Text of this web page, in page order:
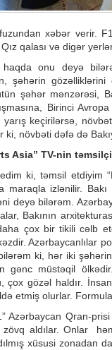
xəbər verir.
qalası və digər
haqda onu deyə
şəhərin gözəlliklərini
şəhər mənzərəsi,
Birinci
keçirilərsə,
ki, növbəti dəfə də
Asia” TV-nin
ki, təmsil etdiyim
maraqla izlənilir.
deyə bilərəm.
Bakının
çox bir tikili cəlb
Azərbaycanlılar
ki, hər iki
gənc müstəqil
çox gözəl haldır.
etmiş olurlar.
Azərbaycan Qran-
zövq aldılar. Onlar
xüsusi zonadan